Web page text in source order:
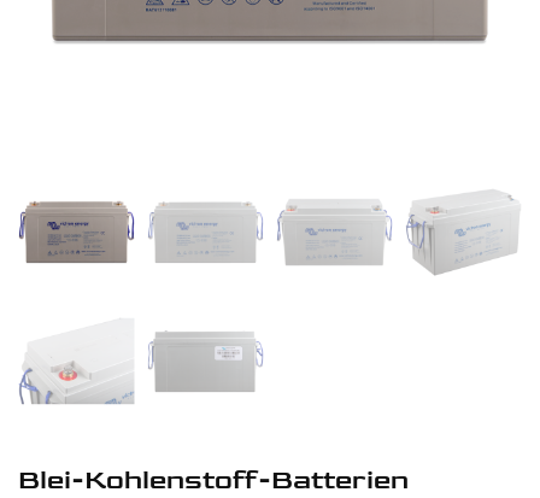
Blei-Kohlenstoff-Batterien